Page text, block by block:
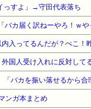
っすよ」→守田代表落ち
カ届く訳ねーやろ！ｗや
入ってるんだが？ぺこ！
バカを振い落せるから
ンガ本まとめ